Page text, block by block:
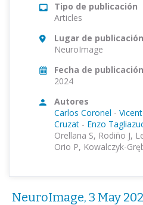
Tipo de publicación
Articles
Lugar de publicación
NeuroImage
Fecha de publicación
2024
Autores
Carlos Coronel -
Cruzat - Enzo
Orellana S, Rodiño J,
Orio P, Kowalczyk-
NeuroImage, 3 May